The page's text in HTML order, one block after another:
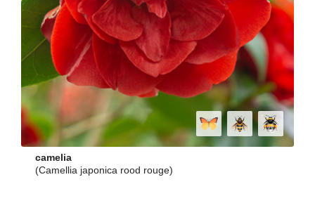
camelia
(Camellia japonica rood rouge)